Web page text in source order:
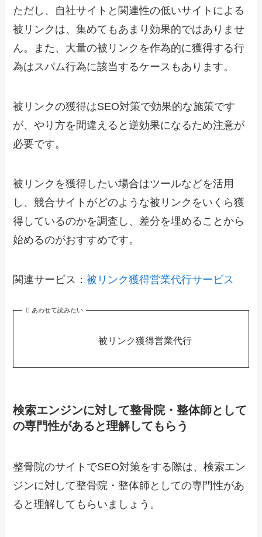
ただし、自社サイトと関連性の低いサイトによる
被リンクは、集めてもあまり効果的ではありませ
ん。また、大量の被リンクを作為的に獲得する行
為はスパム行為に該当するケースもあります。
被リンクの獲得はSEO対策で効果的な施策です
が、やり方を間違えると逆効果になるため注意が
必要です。
被リンクを獲得したい場合はツールなどを活用
し、競合サイトがどのような被リンクをいくら獲
得しているのかを調査し、差分を埋めることから
始めるのがおすすめです。
関連サービス：被リンク獲得営業代行サービス
あわせて読みたい
被リンク獲得営業代行
検索エンジンに対して整骨院・整体師として
の専門性があると理解してもらう
整骨院のサイトでSEO対策をする際は、検索エン
ジンに対して整骨院・整体師としての専門性があ
ると理解してもらいましょう。